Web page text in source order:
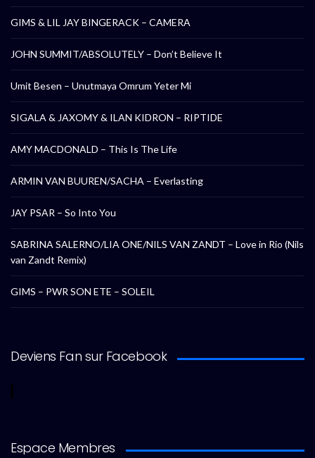
GIMS & LIL JAY BINGERACK – CAMERA
JOHN SUMMIT/ABSOLUTELY – Don’t Believe It
Umit Besen – Unutmaya Omrum Yeter Mi
SIGALA & JAXOMY & ILAN KIDRON – RIPTIDE
AMY MACDONALD – This Is The Life
ARMIN VAN BUUREN/SACHA – Everlasting
JAY PSAR – So Into You
SABRINA SALERNO/LIA ONE/NILS VAN ZANDT – Love in Rio (Nils
van Zandt Remix)
GIMS – PWR SON ETE – SOLEIL
Deviens Fan sur Facebook
Espace Membres